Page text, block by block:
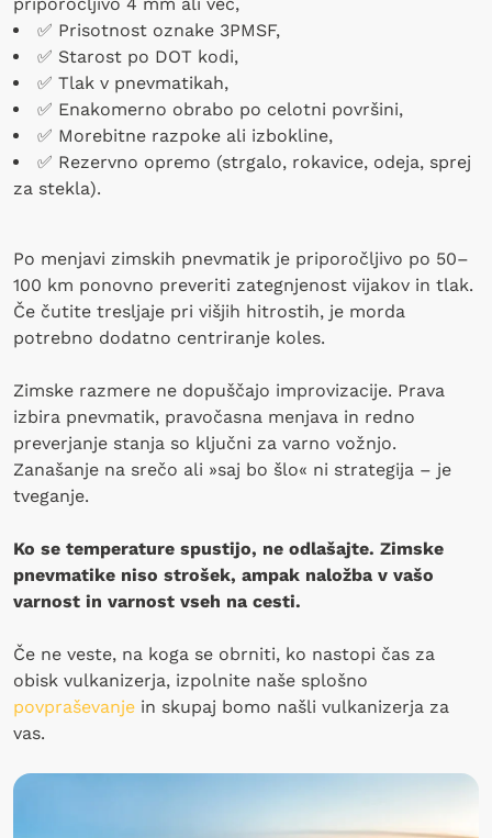
✅ Prisotnost oznake 3PMSF,
✅ Starost po DOT kodi,
✅ Tlak v pnevmatikah,
✅ Enakomerno obrabo po celotni površini,
✅ Morebitne razpoke ali izbokline,
✅ Rezervno opremo (strgalo, rokavice, odeja, sprej
za stekla).
Po menjavi zimskih pnevmatik je priporočljivo po 50–
100 km ponovno preveriti zategnjenost vijakov in tlak.
Če čutite tresljaje pri višjih hitrostih, je morda
potrebno dodatno centriranje koles.
Zimske razmere ne dopuščajo improvizacije. Prava
izbira pnevmatik, pravočasna menjava in redno
preverjanje stanja so ključni za varno vožnjo.
Zanašanje na srečo ali »saj bo šlo« ni strategija – je
tveganje.
Ko se temperature spustijo, ne odlašajte. Zimske
pnevmatike niso strošek, ampak naložba v vašo
varnost in varnost vseh na cesti.
Če ne veste, na koga se obrniti, ko nastopi čas za
obisk vulkanizerja, izpolnite naše splošno
povpraševanje in skupaj bomo našli vulkanizerja za
vas.